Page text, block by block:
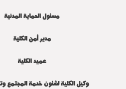
مسئول الحماية المدنية
مدير أمن الكلية
عميد الكلية
وكيل الكلية لشئون خدمة المجتمع